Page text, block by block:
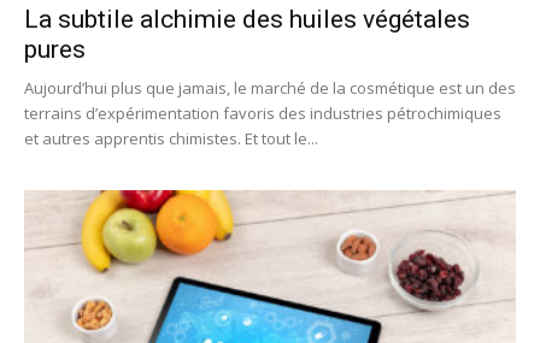
La subtile alchimie des huiles végétales
pures
Aujourd’hui plus que jamais, le marché de la cosmétique est un des
terrains d’expérimentation favoris des industries pétrochimiques
et autres apprentis chimistes. Et tout le...